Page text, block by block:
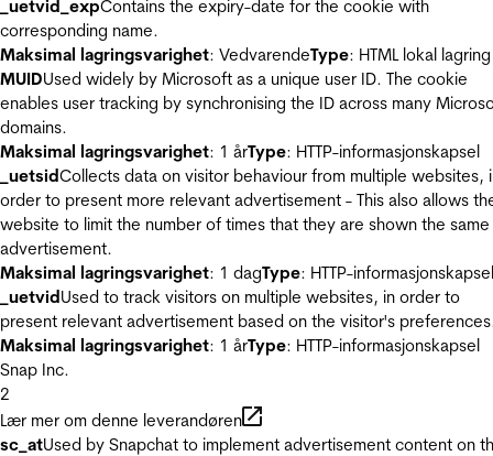
_uetvid_expContains the expiry-date for the cookie with
corresponding name.
Maksimal lagringsvarighet: VedvarendeType: HTML lokal lagring
MUIDUsed widely by Microsoft as a unique user ID. The cookie
enables user tracking by synchronising the ID across many
domains.
Maksimal lagringsvarighet: 1 årType: HTTP-informasjonskapsel
_uetsidCollects data on visitor behaviour from multiple websites,
order to present more relevant advertisement - This also allows
website to limit the number of times that they are shown the same
advertisement.
Maksimal lagringsvarighet: 1 dagType: HTTP-informasjonskapsel
_uetvidUsed to track visitors on multiple websites, in order to
present relevant advertisement based on the visitor's
Maksimal lagringsvarighet: 1 årType: HTTP-informasjonskapsel
Snap Inc.
2
Lær mer om denne leverandøren
sc_atUsed by Snapchat to implement advertisement content on